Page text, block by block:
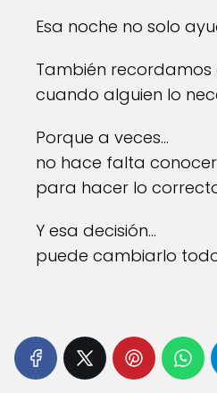
Esa noche no solo
También recordamos
cuando alguien lo
Porque a veces…
no hace falta
para hacer lo
Y esa decisión…
puede cambiarlo